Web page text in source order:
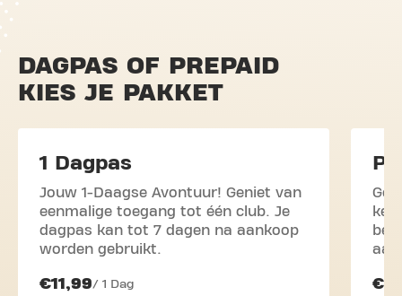
DAGPAS OF PREPAID
KIES JE PAKKET
1 Dagpas
Jouw 1-Daagse Avontuur! Geniet van
eenmalige toegang tot één club. Je
dagpas kan tot 7 dagen na aankoop
worden gebruikt.
€11,99/ 1 Dag